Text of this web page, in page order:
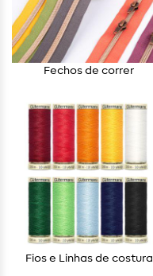
Fechos de correr
Fios e Linhas de costura